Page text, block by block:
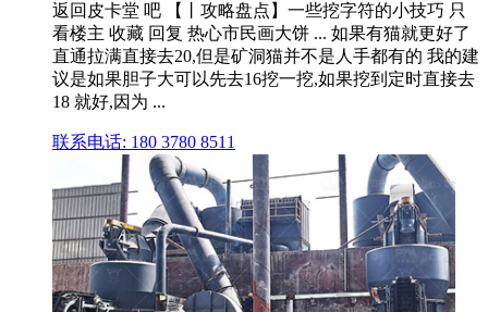
返回皮卡堂 吧 【丨攻略盘点】一些挖字符的小技巧 只
看楼主 收藏 回复 热心市民画大饼 ... 如果有猫就更好了
直通拉满直接去20,但是矿洞猫并不是人手都有的 我的建
议是如果胆子大可以先去16挖一挖,如果挖到定时直接去
18 就好,因为 ...
联系电话: 180 3780 8511